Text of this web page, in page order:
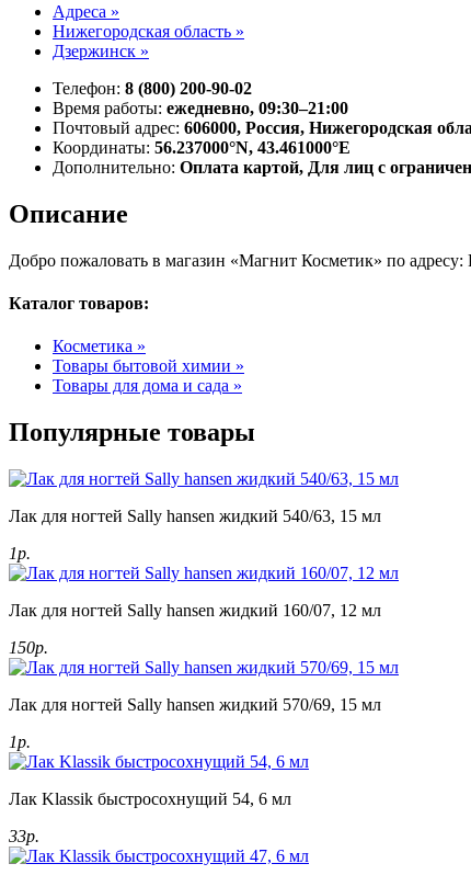
Адреса »
Нижегородская область »
Дзержинск »
Телефон: 8 (800) 200-90-02
Время работы: ежедневно, 09:30–21:00
Почтовый адрес: 606000, Россия, Нижегородская
Координаты: 56.237000°N, 43.461000°E
Дополнительно: Оплата картой, Для лиц с
Описание
Добро пожаловать в магазин «Магнит Косметик» по
Каталог товаров:
Косметика »
Товары бытовой химии »
Товары для дома и сада »
Популярные товары
Лак для ногтей Sally hansen жидкий 540/63, 15 мл
1р.
Лак для ногтей Sally hansen жидкий 160/07, 12 мл
150р.
Лак для ногтей Sally hansen жидкий 570/69, 15 мл
1р.
Лак Klassik быстросохнущий 54, 6 мл
33р.